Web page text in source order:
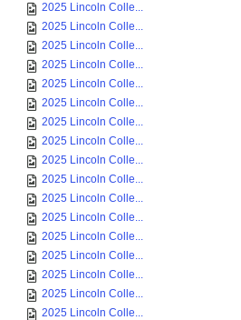
2025 Lincoln Colle...
2025 Lincoln Colle...
2025 Lincoln Colle...
2025 Lincoln Colle...
2025 Lincoln Colle...
2025 Lincoln Colle...
2025 Lincoln Colle...
2025 Lincoln Colle...
2025 Lincoln Colle...
2025 Lincoln Colle...
2025 Lincoln Colle...
2025 Lincoln Colle...
2025 Lincoln Colle...
2025 Lincoln Colle...
2025 Lincoln Colle...
2025 Lincoln Colle...
2025 Lincoln Colle...